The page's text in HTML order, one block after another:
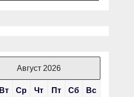
Август 2026
Вт Ср Чт Пт Сб Вс